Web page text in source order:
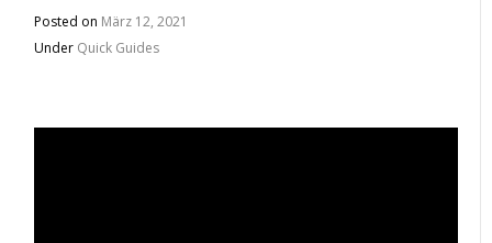
Posted on März 12, 2021
Under Quick Guides